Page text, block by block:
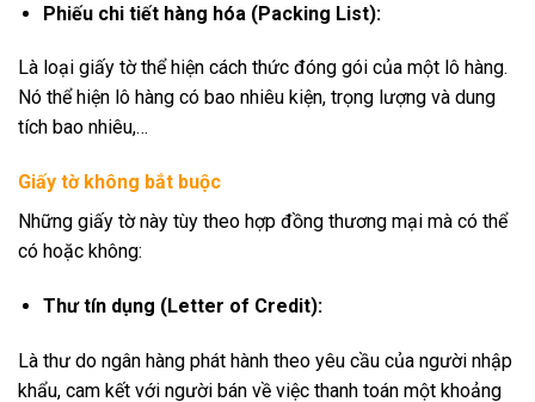
Phiếu chi tiết hàng hóa (Packing List):
Là loại giấy tờ thể hiện cách thức đóng gói của một lô hàng.
Nó thể hiện lô hàng có bao nhiêu kiện, trọng lượng và dung
tích bao nhiêu,…
Giấy tờ không bắt buộc
Những giấy tờ này tùy theo hợp đồng thương mại mà có thể
có hoặc không:
Thư tín dụng (Letter of Credit):
Là thư do ngân hàng phát hành theo yêu cầu của người nhập
khẩu, cam kết với người bán về việc thanh toán một khoảng